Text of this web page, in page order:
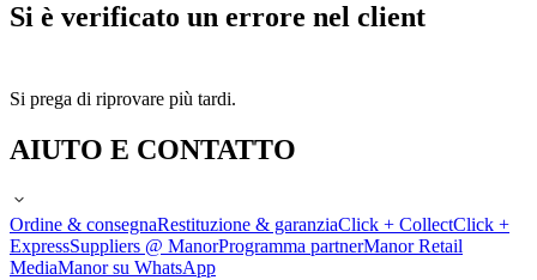
Si è verificato un errore nel client
Si prega di riprovare più tardi.
AIUTO E CONTATTO
Ordine & consegnaRestituzione & garanziaClick + CollectClick +
ExpressSuppliers @ ManorProgramma partnerManor Retail
MediaManor su WhatsApp